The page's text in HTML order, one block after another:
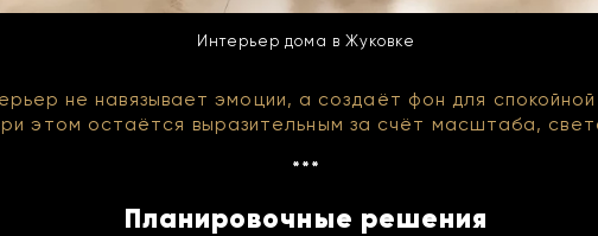
Интерьер дома в Жуковке
не навязывает эмоции, а создаёт фон для
этом остаётся выразительным за счёт масштаба,
***
Планировочные решения